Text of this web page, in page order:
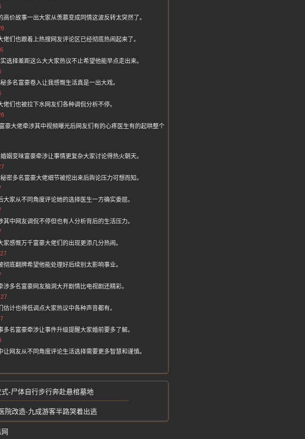
价故事一出大家从羡慕变成同情这波反转太突然了。
们也跟着上热搜网友评论区已经彻底热闹起来了。
选择差距这么大大家热议不止希望他能早点走出来。
多名富豪卷入让我感慨生活真是一出大戏。
们也被拉下水网友们各种调侃分析不停。
豪大佬牵涉其中视频曝光后网友们有的心疼医生有的起哄整个
姻变味富豪牵涉让事情更复杂大家讨论得热火朝天。
密多名富豪大佬细节被挖出来后舆论压力可想而知。
家从不同角度评论她的选择医生一方确实委屈。
中网友调侃不停但也有人分析背后的生活压力。
感慨万千富豪大佬们的出现更添几分热闹。
底翻牌希望他能处理好后续别太影响事业。
多名富豪网友脑洞大开剧情比电视剧还精彩。
计也得低调点大家热议中各种声音都有。
名富豪牵涉让事件升级提醒大家婚前要多了解。
网友从不同角度评论生活选择需要更多智慧和谨慎。
-尸体自行步行奔赴悬棺墓地
院改造-九成游客半路哭着出逃